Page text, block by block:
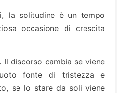
la solitudine è un tempo
occasione di crescita
discorso cambia se viene
fonte di tristezza e
se lo stare da soli viene